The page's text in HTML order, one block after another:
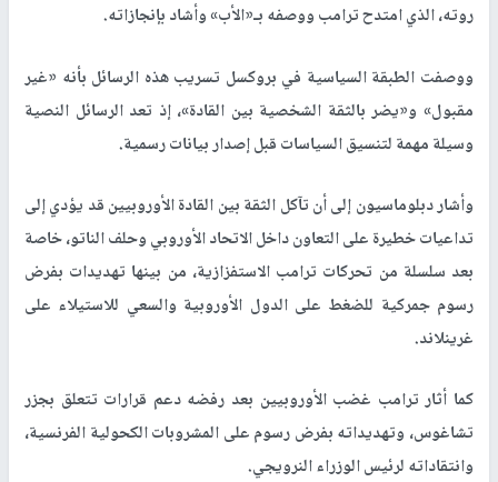
روته، الذي امتدح ترامب ووصفه بـ«الأب» وأشاد بإنجازاته.
ووصفت الطبقة السياسية في بروكسل تسريب هذه الرسائل بأنه «غير
مقبول» و«يضر بالثقة الشخصية بين القادة»، إذ تعد الرسائل النصية
وسيلة مهمة لتنسيق السياسات قبل إصدار بيانات رسمية.
وأشار دبلوماسيون إلى أن تآكل الثقة بين القادة الأوروبيين قد يؤدي إلى
تداعيات خطيرة على التعاون داخل الاتحاد الأوروبي وحلف الناتو، خاصة
بعد سلسلة من تحركات ترامب الاستفزازية، من بينها تهديدات بفرض
رسوم جمركية للضغط على الدول الأوروبية والسعي للاستيلاء على
غرينلاند.
كما أثار ترامب غضب الأوروبيين بعد رفضه دعم قرارات تتعلق بجزر
تشاغوس، وتهديداته بفرض رسوم على المشروبات الكحولية الفرنسية،
وانتقاداته لرئيس الوزراء النرويجي.